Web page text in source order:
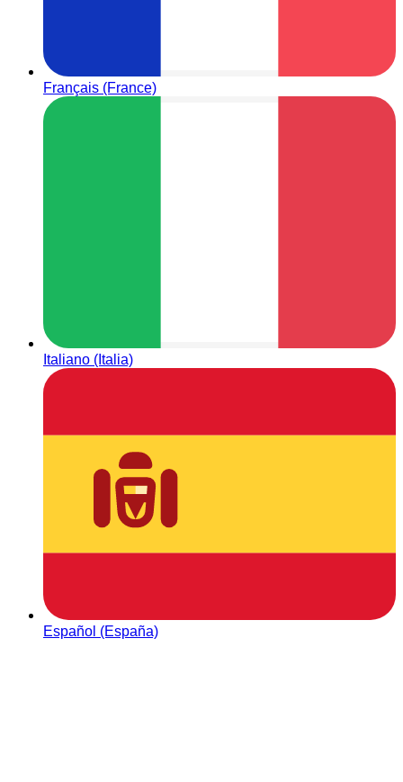
Français (France)
Italiano (Italia)
Español (España)